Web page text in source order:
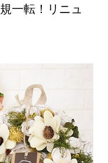
一転！リニュ